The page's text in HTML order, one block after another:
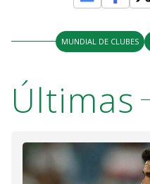
MUNDIAL DE CLUBES
Últimas